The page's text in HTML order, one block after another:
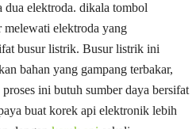
dua elektroda. dikala tombol
elektroda yang
busur listrik. Busur listrik ini
bahan yang gampang terbakar,
ini butuh sumber daya bersifat
buat korek api elektronik lebih